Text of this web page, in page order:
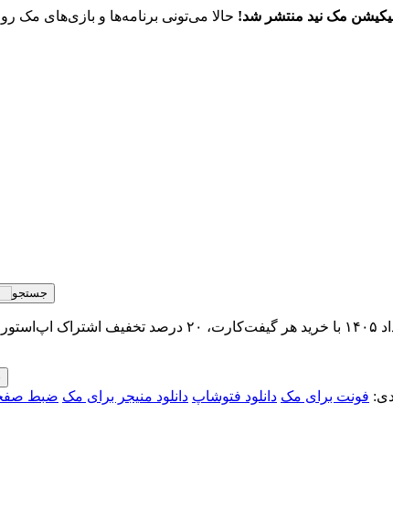
مک نید منتشر شد! حالا می‌تونی برنامه‌ها و بازی‌های مک
فونت برای مک دانلود فتوشاپ دانلود منیجر برای مک ضبط